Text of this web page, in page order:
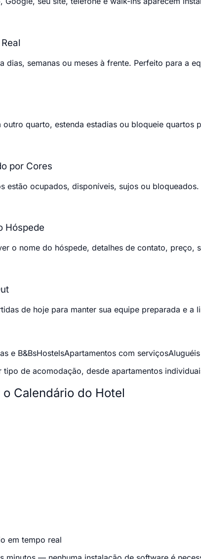
dias, semanas ou meses à frente. Perfeito para a
quarto, estenda estadias ou bloqueie quartos
por Cores
estão ocupados, disponíveis, sujos ou
Hóspede
o nome do hóspede, detalhes de contato,
de hoje para manter sua equipe preparada e a
e B&BsHostelsApartamentos com serviços
tipo de acomodação, desde apartamentos
Calendário do Hotel
em tempo real